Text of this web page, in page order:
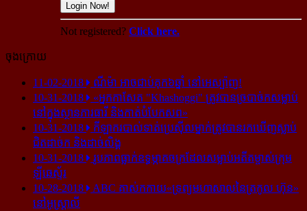
Login Now!
Not registered? Click here.
ចុងក្រោយ
11-02-2018
ណីម៉ា អាច​ជាប់​គុក​៦ឆ្នាំ នៅ​អេស្ប៉ាញ!
10-31-2018
«អ្នក​កាសែត "Khashoggi" ត្រូវ​បាន​ច្របាច់ក​សម្លាប់​
នៅ​ក្នុង​ស្ថាន​ភារធារី និង​កាត់​បំបែក​សព»
10-31-2018
កីឡាករ​បាល់ទាត់​ប្រេស៊ីល​ម្នាក់​ត្រូវ​បាន​រក​ឃើញ​ស្លាប់​
ជិត​ដាច់ក និង​ដាច់​លិង្គ
10-31-2018
រូបភាព​ធ្លាក់​ឧទ្ធម្ភាគចក្រ​ដែល​សម្លាប់​អតីត​ម្ចាស់​ក្រុម​
ឡីឆេស្ទ័រ
10-28-2018
ABC គាស់​កកាយ​«ទ្រព្យមហាសាល​នៃ​ត្រកូល ហ៊ុន»​
នៅ​អូស្ត្រាលី